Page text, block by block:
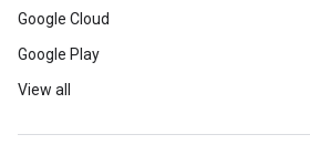
Google Cloud
Google Play
View all